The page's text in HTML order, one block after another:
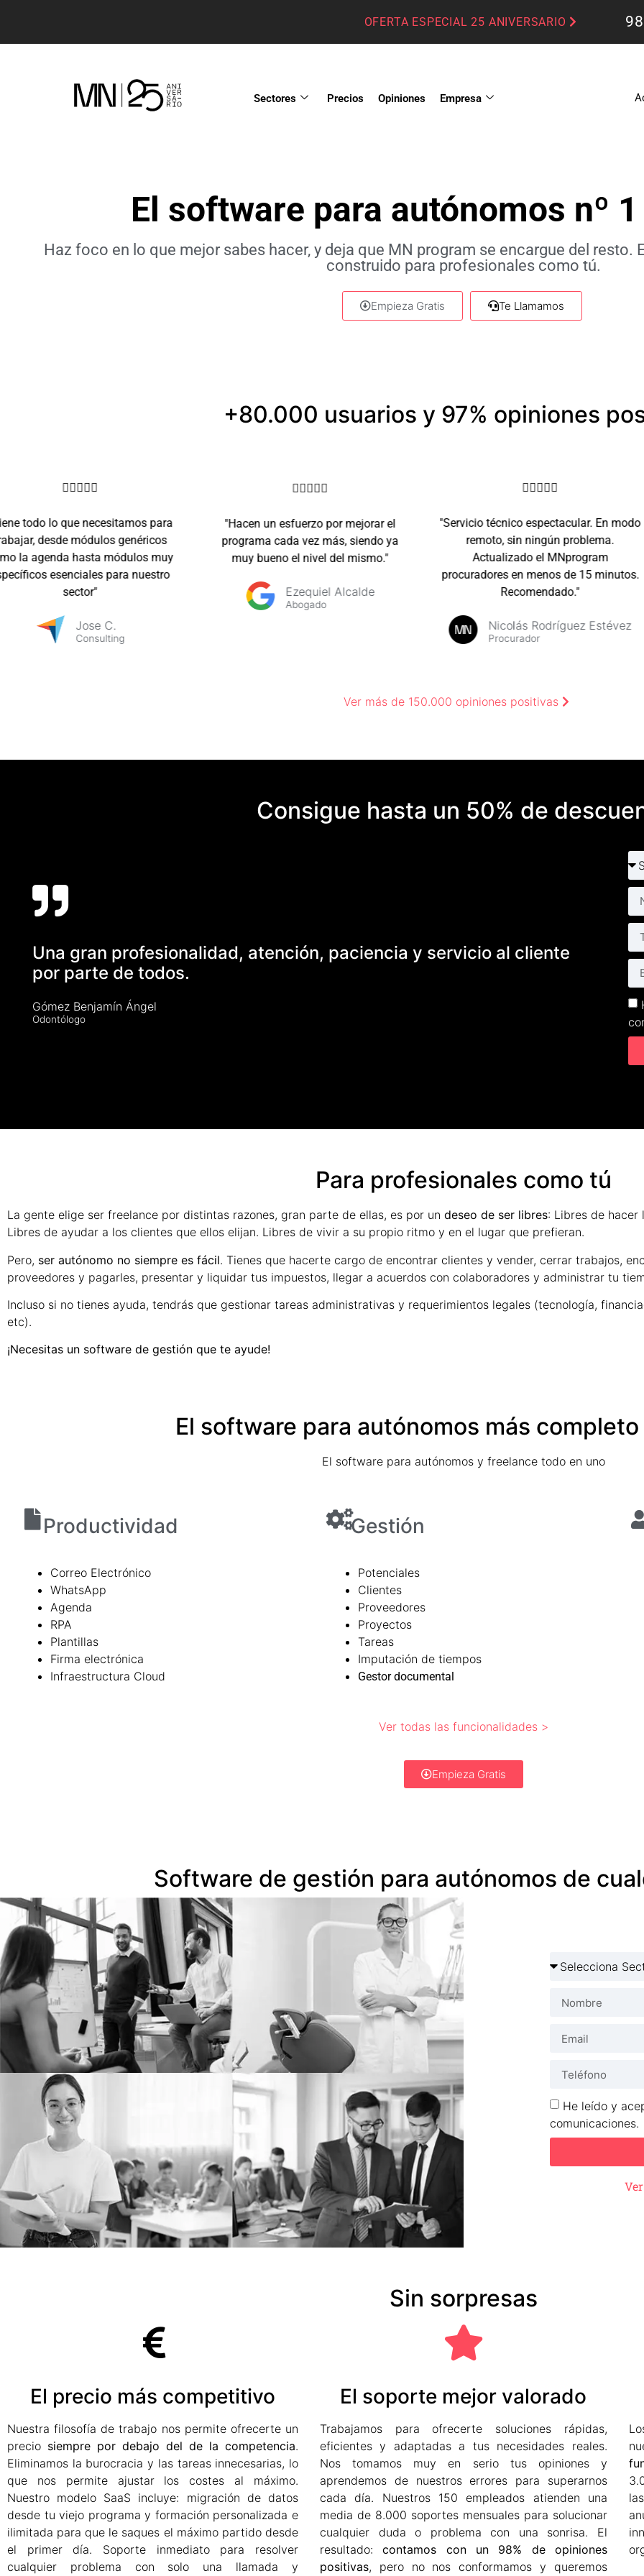
OFERTA ESPECIAL 25 ANIVERSARIO
Sectores Precios Opiniones Empresa
El software para autónomos nº
Haz foco en lo que mejor sabes hacer, y deja que MN program se encargue del resto.
construido para profesionales como tú.
Empieza Gratis Te Llamamos
+80.000 usuarios y 97% opiniones

todo lo que necesitamos para
desde módulos genéricos
la agenda hasta módulos muy
esenciales para nuestro
sector"
Jose C.
Consulting

"Hacen un esfuerzo por mejorar el
programa cada vez más, siendo ya
muy bueno el nivel del mismo."
Ezequiel Alcalde
Abogado

"Servicio técnico espectacular. En modo
remoto, sin ningún problema.
Actualizado el MNprogram
procuradores en menos de 15 minutos.
Recomendado."
Nicolás Rodríguez Estévez
Procurador
Ver más de 150.000 opiniones positivas
Consigue hasta un 50% de
Una gran profesionalidad, atención, paciencia y servicio al cliente
por parte de todos.
Gómez Benjamín Ángel
Odontólogo
Para profesionales como tú
La gente elige ser freelance por distintas razones, gran parte de ellas, es por un deseo de ser libres: Libres de hacer
Libres de ayudar a los clientes que ellos elijan. Libres de vivir a su propio ritmo y en el lugar que prefieran.
Pero, ser autónomo no siempre es fácil. Tienes que hacerte cargo de encontrar clientes y vender, cerrar trabajos,
proveedores y pagarles, presentar y liquidar tus impuestos, llegar a acuerdos con colaboradores y administrar tu
Incluso si no tienes ayuda, tendrás que gestionar tareas administrativas y requerimientos legales (tecnología,
etc).
¡Necesitas un software de gestión que te ayude!
El software para autónomos más
El software para autónomos y freelance todo en uno
Productividad
Correo Electrónico
WhatsApp
Agenda
RPA
Plantillas
Firma electrónica
Infraestructura Cloud
Gestión
Potenciales
Clientes
Proveedores
Proyectos
Tareas
Imputación de tiempos
Gestor documental
Ver todas las funcionalidades >
Empieza Gratis
Software de gestión para autónomos de
He leído y
comunicaciones.
Sin sorpresas
El precio más competitivo
Nuestra filosofía de trabajo nos permite ofrecerte un
precio siempre por debajo del de la competencia.
Eliminamos la burocracia y las tareas innecesarias, lo
que nos permite ajustar los costes al máximo.
Nuestro modelo SaaS incluye: migración de datos
desde tu viejo programa y formación personalizada e
ilimitada para que le saques el máximo partido desde
el primer día. Soporte inmediato para resolver
cualquier problema con solo una llamada y
El soporte mejor valorado
Trabajamos para ofrecerte soluciones rápidas,
eficientes y adaptadas a tus necesidades reales.
Nos tomamos muy en serio tus opiniones y
aprendemos de nuestros errores para superarnos
cada día. Nuestros 150 empleados atienden una
media de 8.000 soportes mensuales para solucionar
cualquier duda o problema con una sonrisa. El
resultado:contamos con un 98% de opiniones
positivas, pero no nos conformamos y queremos